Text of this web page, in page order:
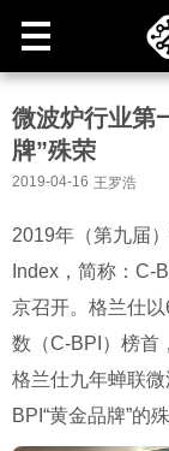
微波炉行业第
牌”殊荣
2019-04-16 王罗浩
2019年（第九届
Index，简称：C-
京召开。格兰仕
数（C-BPI）榜首
格兰仕九年蝉联
BPI“黄金品牌”的殊